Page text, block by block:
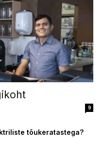
9
tõukeratastega?